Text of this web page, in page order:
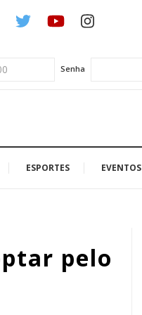
Senha
ESPORTES EVENTOS
pelo